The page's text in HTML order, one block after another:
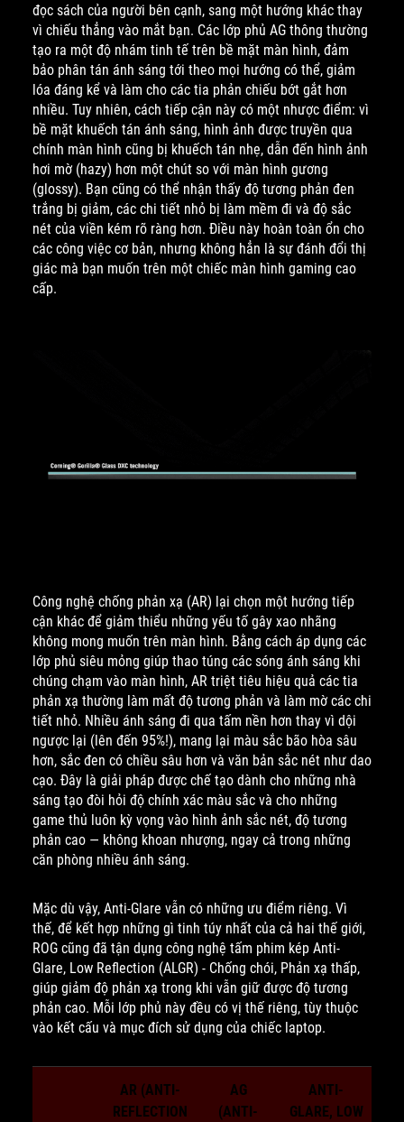
đọc sách của người bên cạnh, sang một hướng khác thay
vì chiếu thẳng vào mắt bạn. Các lớp phủ AG thông thường
tạo ra một độ nhám tinh tế trên bề mặt màn hình, đảm
bảo phân tán ánh sáng tới theo mọi hướng có thể, giảm
lóa đáng kể và làm cho các tia phản chiếu bớt gắt hơn
nhiều. Tuy nhiên, cách tiếp cận này có một nhược điểm: vì
bề mặt khuếch tán ánh sáng, hình ảnh được truyền qua
chính màn hình cũng bị khuếch tán nhẹ, dẫn đến hình ảnh
hơi mờ (hazy) hơn một chút so với màn hình gương
(glossy). Bạn cũng có thể nhận thấy độ tương phản đen
trắng bị giảm, các chi tiết nhỏ bị làm mềm đi và độ sắc
nét của viền kém rõ ràng hơn. Điều này hoàn toàn ổn cho
các công việc cơ bản, nhưng không hẳn là sự đánh đổi thị
giác mà bạn muốn trên một chiếc màn hình gaming cao
cấp.
Công nghệ chống phản xạ (AR) lại chọn một hướng tiếp
cận khác để giảm thiểu những yếu tố gây xao nhãng
không mong muốn trên màn hình. Bằng cách áp dụng các
lớp phủ siêu mỏng giúp thao túng các sóng ánh sáng khi
chúng chạm vào màn hình, AR triệt tiêu hiệu quả các tia
phản xạ thường làm mất độ tương phản và làm mờ các chi
tiết nhỏ. Nhiều ánh sáng đi qua tấm nền hơn thay vì dội
ngược lại (lên đến 95%!), mang lại màu sắc bão hòa sâu
hơn, sắc đen có chiều sâu hơn và văn bản sắc nét như dao
cạo. Đây là giải pháp được chế tạo dành cho những nhà
sáng tạo đòi hỏi độ chính xác màu sắc và cho những
game thủ luôn kỳ vọng vào hình ảnh sắc nét, độ tương
phản cao — không khoan nhượng, ngay cả trong những
căn phòng nhiều ánh sáng.
Mặc dù vậy, Anti-Glare vẫn có những ưu điểm riêng. Vì
thế, để kết hợp những gì tinh túy nhất của cả hai thế giới,
ROG cũng đã tận dụng công nghệ tấm phim kép Anti-
Glare, Low Reflection (ALGR) - Chống chói, Phản xạ thấp,
giúp giảm độ phản xạ trong khi vẫn giữ được độ tương
phản cao. Mỗi lớp phủ này đều có vị thế riêng, tùy thuộc
vào kết cấu và mục đích sử dụng của chiếc laptop.
AR (ANTI-
REFLECTION
AG
(ANTI-
ANTI-
GLARE, LOW